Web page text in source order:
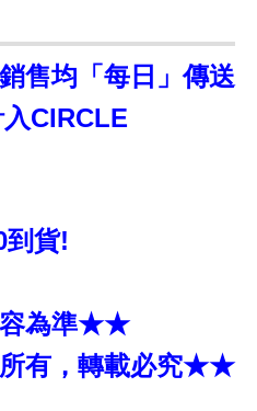
售均「每日」傳送
CIRCLE
到貨!
為準★★
有，轉載必究★★